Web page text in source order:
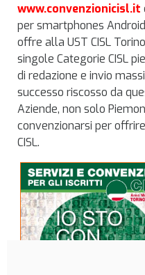
www.convenzionicisl.it
per smartphones
offre alla UST CISL
singole Categorie CISL
di redazione e invio
successo riscosso da
Aziende, non solo
convenzionarsi per
CISL.